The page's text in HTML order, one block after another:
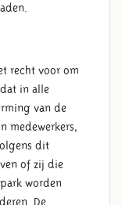
recht voor om
in alle
van de
medewerkers,
dit
of zij die
worden
De